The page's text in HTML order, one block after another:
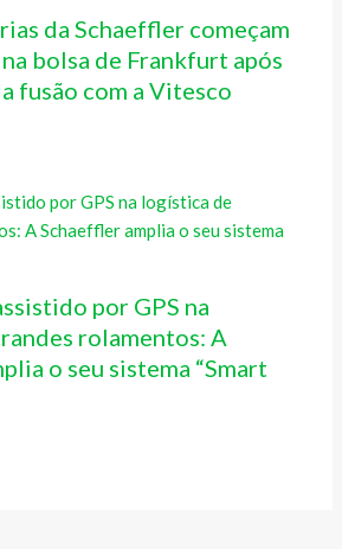
da Schaeffler começam
bolsa de Frankfurt após
fusão com a Vitesco
por GPS na
rolamentos: A
o seu sistema “Smart